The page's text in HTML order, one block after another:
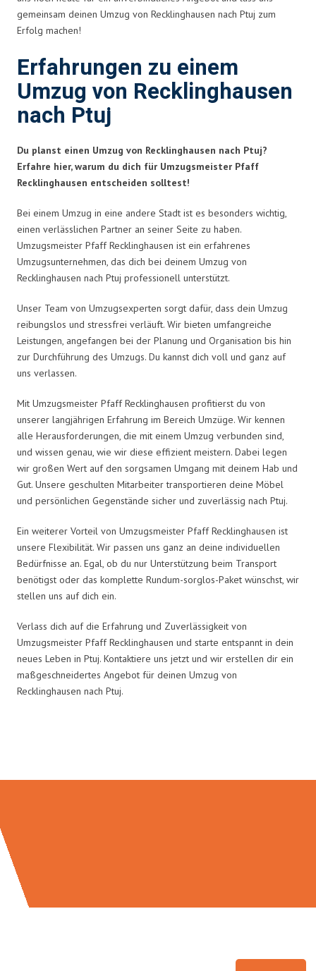
gemeinsam deinen Umzug von Recklinghausen nach Ptuj zum
Erfolg machen!
Erfahrungen zu einem
Umzug von Recklinghausen
nach Ptuj
Du planst einen Umzug von Recklinghausen nach Ptuj?
Erfahre hier, warum du dich für Umzugsmeister Pfaff
Recklinghausen entscheiden solltest!
Bei einem Umzug in eine andere Stadt ist es besonders wichtig,
einen verlässlichen Partner an seiner Seite zu haben.
Umzugsmeister Pfaff Recklinghausen ist ein erfahrenes
Umzugsunternehmen, das dich bei deinem Umzug von
Recklinghausen nach Ptuj professionell unterstützt.
Unser Team von Umzugsexperten sorgt dafür, dass dein Umzug
reibungslos und stressfrei verläuft. Wir bieten umfangreiche
Leistungen, angefangen bei der Planung und Organisation bis hin
zur Durchführung des Umzugs. Du kannst dich voll und ganz auf
uns verlassen.
Mit Umzugsmeister Pfaff Recklinghausen profitierst du von
unserer langjährigen Erfahrung im Bereich Umzüge. Wir kennen
alle Herausforderungen, die mit einem Umzug verbunden sind,
und wissen genau, wie wir diese effizient meistern. Dabei legen
wir großen Wert auf den sorgsamen Umgang mit deinem Hab und
Gut. Unsere geschulten Mitarbeiter transportieren deine Möbel
und persönlichen Gegenstände sicher und zuverlässig nach Ptuj.
Ein weiterer Vorteil von Umzugsmeister Pfaff Recklinghausen ist
unsere Flexibilität. Wir passen uns ganz an deine individuellen
Bedürfnisse an. Egal, ob du nur Unterstützung beim Transport
benötigst oder das komplette Rundum-sorglos-Paket wünschst, wir
stellen uns auf dich ein.
Verlass dich auf die Erfahrung und Zuverlässigkeit von
Umzugsmeister Pfaff Recklinghausen und starte entspannt in dein
neues Leben in Ptuj. Kontaktiere uns jetzt und wir erstellen dir ein
maßgeschneidertes Angebot für deinen Umzug von
Recklinghausen nach Ptuj.